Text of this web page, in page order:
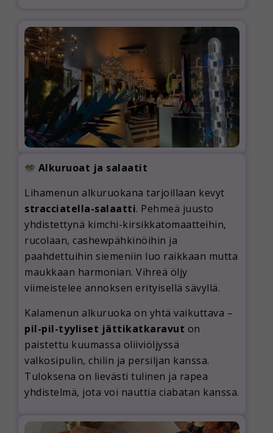
Alkuruoat ja salaatit
Lihamenun alkuruokana tarjoillaan kevyt
stracciatella-salaatti. Pehmeä juusto
yhdistettynä kimchi-kirsikkatomaatteihin,
rucolaan, cashewpähkinöihin ja
paahdettuihin siemeniin luo raikkaan mutta
maukkaan harmonian. Vihreä öljy
viimeistelee annoksen erityisellä sävyllä.
Kalamenun alkuruoka on yhtä vaikuttava –
pil-pil-tyyliset jättikatkaravut on
paistettu kuumassa oliiviöljyssä
valkosipulin, chilin ja persiljan kanssa.
Tuloksena on lievästi tulinen ja rapea
yhdistelmä, jota voi nauttia ciabatan kanssa.